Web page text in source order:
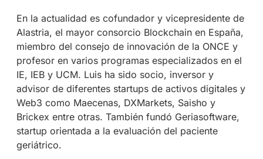
En la actualidad es cofundador y vicepresidente de
Alastria, el mayor consorcio Blockchain en España,
miembro del consejo de innovación de la ONCE y
profesor en varios programas especializados en el
IE, IEB y UCM. Luis ha sido socio, inversor y
advisor de diferentes startups de activos digitales y
Web3 como Maecenas, DXMarkets, Saisho y
Brickex entre otras. También fundó Geriasoftware,
startup orientada a la evaluación del paciente
geriátrico.